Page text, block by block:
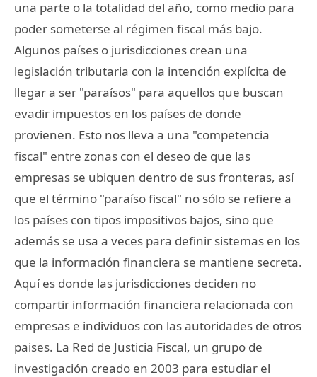
una parte o la totalidad del año, como medio para
poder someterse al régimen fiscal más bajo.
Algunos países o jurisdicciones crean una
legislación tributaria con la intención explícita de
llegar a ser "paraísos" para aquellos que buscan
evadir impuestos en los países de donde
provienen. Esto nos lleva a una "competencia
fiscal" entre zonas con el deseo de que las
empresas se ubiquen dentro de sus fronteras, así
que el término "paraíso fiscal" no sólo se refiere a
los países con tipos impositivos bajos, sino que
además se usa a veces para definir sistemas en los
que la información financiera se mantiene secreta.
Aquí es donde las jurisdicciones deciden no
compartir información financiera relacionada con
empresas e individuos con las autoridades de otros
paises. La Red de Justicia Fiscal, un grupo de
investigación creado en 2003 para estudiar el